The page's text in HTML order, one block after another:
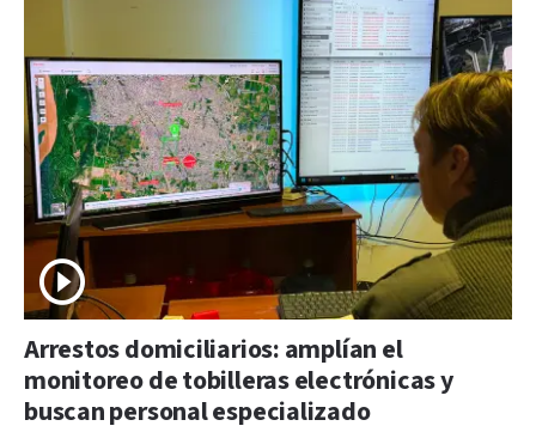
Arrestos domiciliarios: amplían el
monitoreo de tobilleras electrónicas y
buscan personal especializado